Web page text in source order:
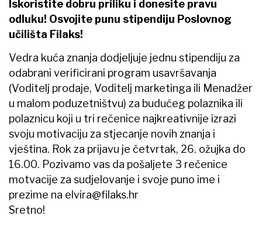
Iskoristite dobru priliku i donesite pravu
odluku! Osvojite punu stipendiju Poslovnog
učilišta Filaks!
Vedra kuća znanja dodjeljuje jednu stipendiju za
odabrani verificirani program usavršavanja
(Voditelj prodaje, Voditelj marketinga ili Menadžer
u malom poduzetništvu) za budućeg polaznika ili
polaznicu koji u tri rečenice najkreativnije izrazi
svoju motivaciju za stjecanje novih znanja i
vještina. Rok za prijavu je četvrtak, 26. ožujka do
16.00. Pozivamo vas da pošaljete 3 rečenice
motvacije za sudjelovanje i svoje puno ime i
prezime na elvira@filaks.hr
Sretno!